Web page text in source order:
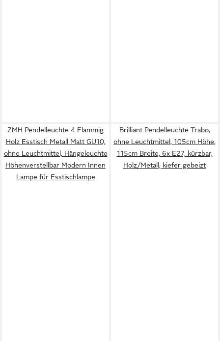
ZMH Pendelleuchte 4 Flammig
Holz Esstisch Metall Matt GU10,
ohne Leuchtmittel, Hängeleuchte
Höhenverstellbar Modern Innen
Lampe für Esstischlampe
Brilliant Pendelleuchte Trabo,
ohne Leuchtmittel, 105cm Höhe,
115cm Breite, 6x E27, kürzbar,
Holz/Metall, kiefer gebeizt